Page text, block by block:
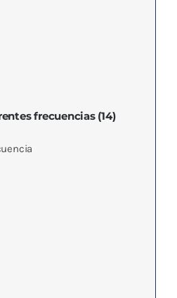
frecuencias (14)